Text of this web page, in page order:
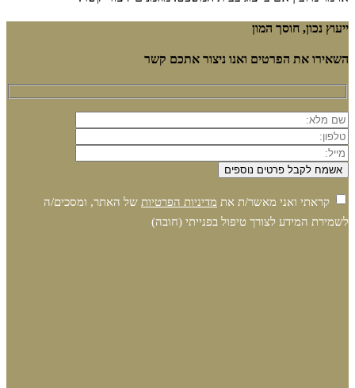
ייעוץ נכון, חוסך המון
השאירו את הפרטים ואנו ניצור אתכם קשר
קראתי ואני מאשר/ת את מדיניות הפרטיות של האתר, ומסכים/ה
לשמירת המידע לצורך טיפול בפנייתי (חובה)